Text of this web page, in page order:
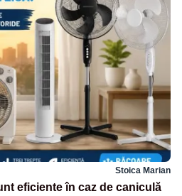
Stoica Marian
eficiente în caz de caniculă